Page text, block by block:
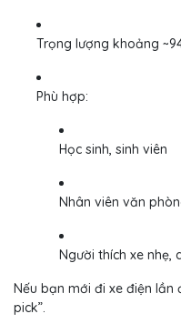
Trọng lượng khoảng
Phù hợp:
Học sinh, sinh viên
Nhân viên văn
Người thích xe nhẹ,
Nếu bạn mới đi xe điện lần
pick”.